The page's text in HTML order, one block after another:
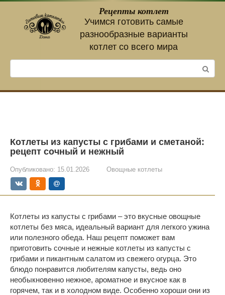
контенту
Рецепты котлет
Учимся готовить самые
разнообразные варианты
котлет со всего мира
Котлеты из капусты с грибами и сметаной:
рецепт сочный и нежный
Опубликовано: 15.01.2026 Овощные котлеты
Котлеты из капусты с грибами – это вкусные овощные
котлеты без мяса, идеальный вариант для легкого ужина
или полезного обеда. Наш рецепт поможет вам
приготовить сочные и нежные котлеты из капусты с
грибами и пикантным салатом из свежего огурца. Это
блюдо понравится любителям капусты, ведь оно
необыкновенно нежное, ароматное и вкусное как в
горячем, так и в холодном виде. Особенно хороши они из